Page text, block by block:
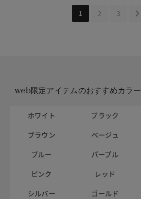
1 2 3
web限定アイテムのおすすめカラー
ホワイト ブラック
ブラウン
ベージュ
ブルー
パープル
ピンク
レッド
シルバー
ゴールド